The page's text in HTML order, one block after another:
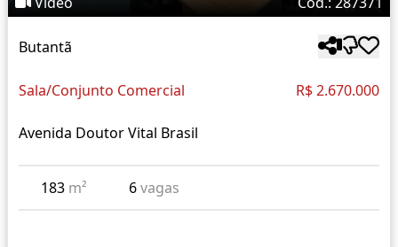
Butantã
Sala/Conjunto Comercial R$ 2.670.000
Avenida Doutor Vital Brasil
183 m² 6vagas